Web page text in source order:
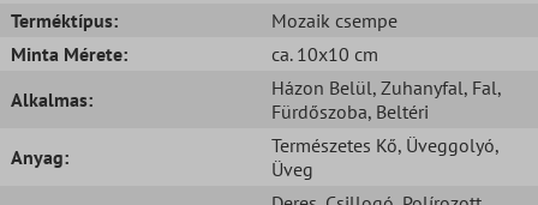
Terméktípus:
Mozaik csempe
Minta Mérete:
ca. 10x10 cm
Alkalmas:
Házon Belül, Zuhanyfal, Fal,
Fürdőszoba, Beltéri
Anyag:
Természetes Kő, Üveggolyó,
Üveg